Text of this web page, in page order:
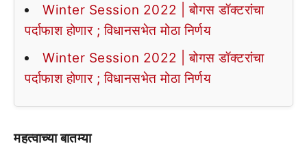
Winter Session 2022 | बोगस डॉक्टरांचा
पर्दाफाश होणार ; विधानसभेत मोठा निर्णय
Winter Session 2022 | बोगस डॉक्टरांचा
पर्दाफाश होणार ; विधानसभेत मोठा निर्णय
महत्वाच्या बातम्या